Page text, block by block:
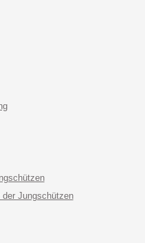
der Jungschützen